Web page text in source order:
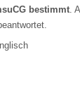
bestimmt.